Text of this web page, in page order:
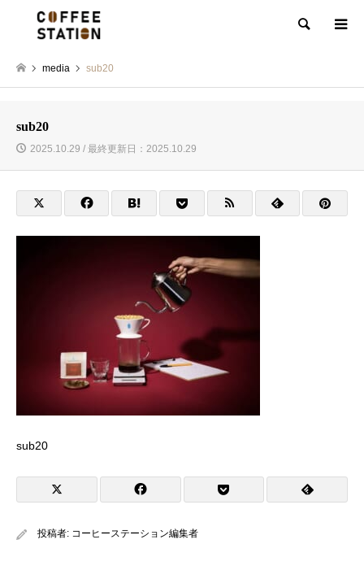
検索
media sub20
sub20
2025.10.29 / 最終更新日：2025.10.29
sub20
投稿者: コーヒーステーション編集者